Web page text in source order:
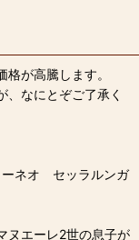
が高騰します。
、なにとぞご了承く
ーネオ セッラルンガ
ヌエーレ2世の息子が